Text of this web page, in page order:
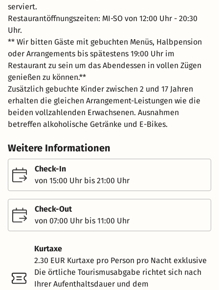
serviert.
Restaurantöffnungszeiten: MI-SO von 12:00 Uhr - 20:30
Uhr.
** Wir bitten Gäste mit gebuchten Menüs, Halbpension
oder Arrangements bis spätestens 19:00 Uhr im
Restaurant zu sein um das Abendessen in vollen Zügen
genießen zu können.**
Zusätzlich gebuchte Kinder zwischen 2 und 17 Jahren
erhalten die gleichen Arrangement-Leistungen wie die
beiden vollzahlenden Erwachsenen. Ausnahmen
betreffen alkoholische Getränke und E-Bikes.
Weitere Informationen
Check-In
von 15:00 Uhr bis 21:00 Uhr
Check-Out
von 07:00 Uhr bis 11:00 Uhr
Kurtaxe
2.30 EUR Kurtaxe pro Person pro Nacht exklusive
Die örtliche Tourismusabgabe richtet sich nach
Ihrer Aufenthaltsdauer und dem